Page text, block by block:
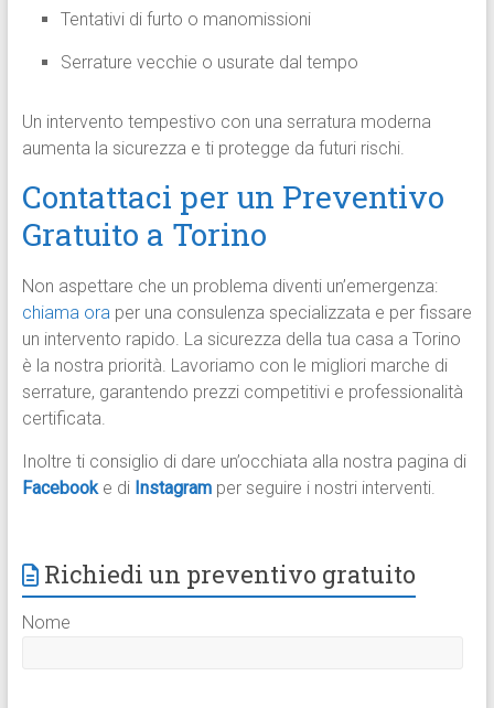
Tentativi di furto o manomissioni
Serrature vecchie o usurate dal tempo
Un intervento tempestivo con una serratura moderna
aumenta la sicurezza e ti protegge da futuri rischi.
Contattaci per un Preventivo
Gratuito a Torino
Non aspettare che un problema diventi un’emergenza:
chiama ora per una consulenza specializzata e per fissare
un intervento rapido. La sicurezza della tua casa a Torino
è la nostra priorità. Lavoriamo con le migliori marche di
serrature, garantendo prezzi competitivi e professionalità
certificata.
Inoltre ti consiglio di dare un’occhiata alla nostra pagina di
Facebook e di Instagram per seguire i nostri interventi.
Richiedi un preventivo gratuito
Nome